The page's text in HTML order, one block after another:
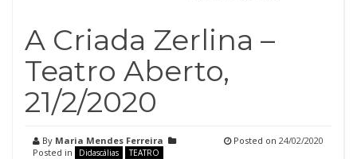
A Criada Zerlina –
Teatro Aberto,
21/2/2020
By Maria Mendes Ferreira
Posted in
Didascálias TEATRO
Posted on 24/02/2020